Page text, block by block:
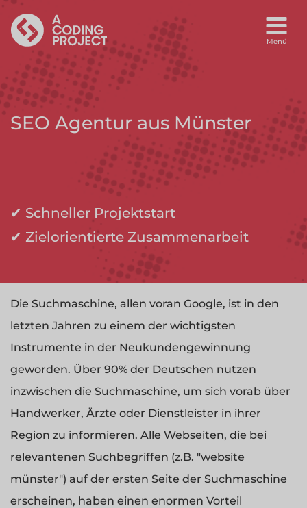
SEO Agentur aus Münster
✔ Schneller Projektstart
✔ Zielorientierte Zusammenarbeit
Die Suchmaschine, allen voran Google, ist in den
letzten Jahren zu einem der wichtigsten
Instrumente in der Neukundengewinnung
geworden. Über 90% der Deutschen nutzen
inzwischen die Suchmaschine, um sich vorab über
Handwerker, Ärzte oder Dienstleister in ihrer
Region zu informieren. Alle Webseiten, die bei
relevantenen Suchbegriffen (z.B. "website
münster") auf der ersten Seite der Suchmaschine
erscheinen, haben einen enormen Vorteil